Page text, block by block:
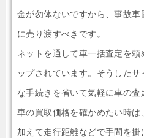
金が勿体ないですから、事故
に売り渡すべきです。
ネットを通して車一括査定を
ップされています。そうしたサ
な手続きを省いて気軽に車の査
車の買取価格を確かめたい時は
加えて走行距離などで手間を